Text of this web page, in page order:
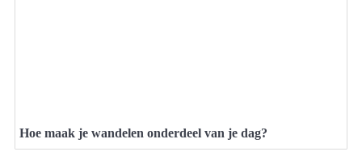
Hoe maak je wandelen onderdeel van je dag?